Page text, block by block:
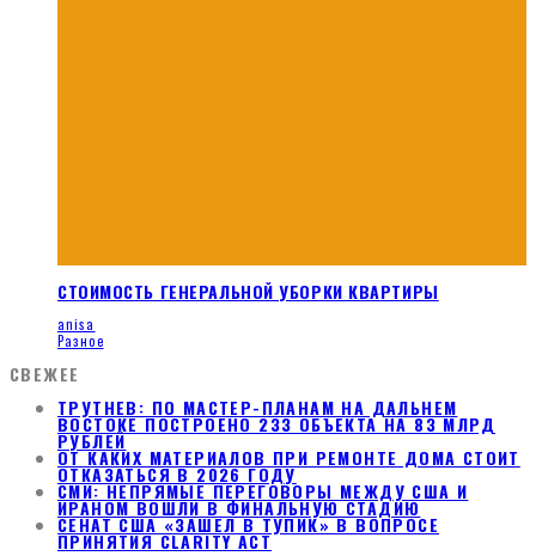
СТОИМОСТЬ ГЕНЕРАЛЬНОЙ УБОРКИ КВАРТИРЫ
anisa
Разное
СВЕЖЕЕ
ТРУТНЕВ: ПО МАСТЕР-ПЛАНАМ НА ДАЛЬНЕМ
ВОСТОКЕ ПОСТРОЕНО 233 ОБЪЕКТА НА 83 МЛРД
РУБЛЕЙ
ОТ КАКИХ МАТЕРИАЛОВ ПРИ РЕМОНТЕ ДОМА СТОИТ
ОТКАЗАТЬСЯ В 2026 ГОДУ
СМИ: НЕПРЯМЫЕ ПЕРЕГОВОРЫ МЕЖДУ США И
ИРАНОМ ВОШЛИ В ФИНАЛЬНУЮ СТАДИЮ
СЕНАТ США «ЗАШЕЛ В ТУПИК» В ВОПРОСЕ
ПРИНЯТИЯ CLARITY ACT